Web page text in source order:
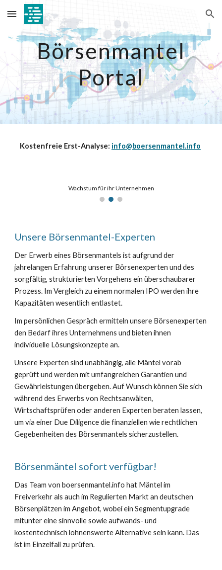
Skip to main content Skip to navigation
Börsenmantel
Portal
Kostenfreie Erst-Analyse: info@boersenmantel.info
Wachstum für ihr Unternehmen
Unsere Börsenmantel-Experten
Der Erwerb eines Börsenmantels ist aufgrund der
jahrelangen Erfahrung unserer Börsenexperten und des
sorgfältig, strukturierten Vorgehens ein überschaubarer
Prozess. Im Vergleich zu einem normalen IPO werden ihre
Kapazitäten wesentlich entlastet.
Im persönlichen Gespräch ermitteln unsere Börsenexperten
den Bedarf ihres Unternehmens und bieten ihnen
individuelle Lösungskonzepte an.
Unsere Experten sind unabhängig, alle Mäntel vorab
geprüft und werden mit umfangreichen Garantien und
Gewährleistungen übergeben. Auf Wunsch können Sie sich
während des Erwerbs von Rechtsanwälten,
Wirtschaftsprüfen oder anderen Experten beraten lassen,
um via einer Due Diligence die finanziellen wie rechtlichen
Gegebenheiten des Börsenmantels sicherzustellen.
Börsenmäntel sofort verfügbar!
Das Team von boersenmantel.info hat Mäntel im
Freiverkehr als auch im Regulierten Markt an deutschen
Börsenplätzen im Angebot, wobei ein Segmentupgrade
mituntereine sinnvolle sowie aufwands- und
kostentechnisch lohnenswerte Alternative sein kann. Das
ist im Einzelfall zu prüfen.